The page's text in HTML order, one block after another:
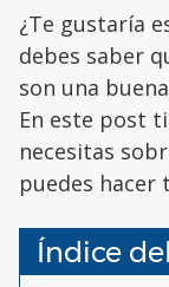
¿Te gustaría
debes saber
son una
En este post
necesitas
puedes hacer
Índice